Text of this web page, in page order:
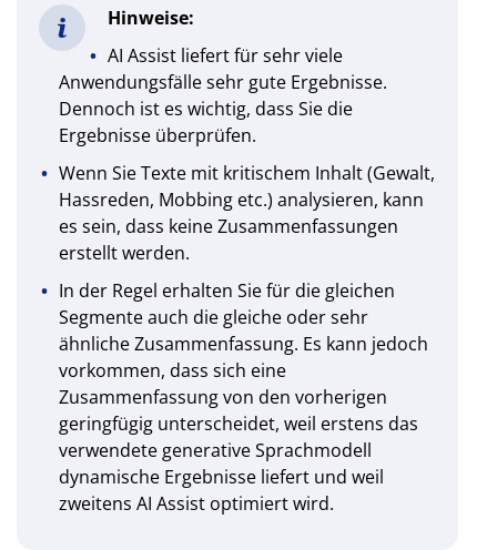
Hinweise:
AI Assist liefert für sehr viele
Anwendungsfälle sehr gute Ergebnisse.
Dennoch ist es wichtig, dass Sie die
Ergebnisse überprüfen.
Wenn Sie Texte mit kritischem Inhalt (Gewalt,
Hassreden, Mobbing etc.) analysieren, kann
es sein, dass keine Zusammenfassungen
erstellt werden.
In der Regel erhalten Sie für die gleichen
Segmente auch die gleiche oder sehr
ähnliche Zusammenfassung. Es kann jedoch
vorkommen, dass sich eine
Zusammenfassung von den vorherigen
geringfügig unterscheidet, weil erstens das
verwendete generative Sprachmodell
dynamische Ergebnisse liefert und weil
zweitens AI Assist optimiert wird.